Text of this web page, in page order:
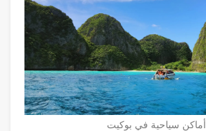
أماكن سياحية في بوكيت